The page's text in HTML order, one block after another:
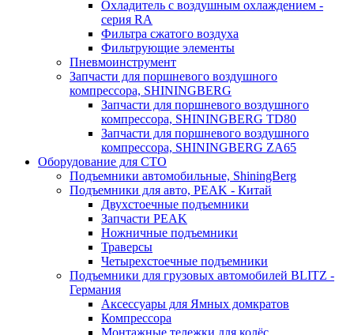
Охладитель с воздушным охлаждением -
серия RA
Фильтра сжатого воздуха
Фильтрующие элементы
Пневмоинструмент
Запчасти для поршневого воздушного
компрессора, SHININGBERG
Запчасти для поршневого воздушного
компрессора, SHININGBERG TD80
Запчасти для поршневого воздушного
компрессора, SHININGBERG ZA65
Оборудование для СТО
Подъемники автомобильные, ShiningBerg
Подъемники для авто, PEAK - Китай
Двухстоечные подъемники
Запчасти PEAK
Ножничные подъемники
Траверсы
Четырехстоечные подъемники
Подъемники для грузовых автомобилей BLITZ -
Германия
Аксессуары для Ямных домкратов
Компрессора
Монтажные тележки для колёс